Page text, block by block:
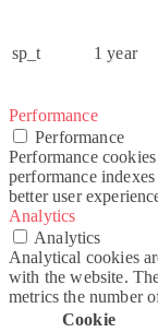
sp_t 1 year
Performance
Performance
Performance
performance
better user
Analytics
Analytics
Analytical cookies
with the website.
metrics the number
Cookie